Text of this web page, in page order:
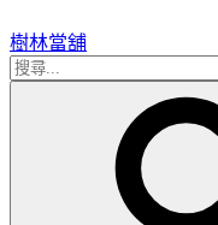
樹林當舖
搜